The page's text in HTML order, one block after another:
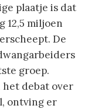
plaatje is dat
12,5 miljoen
De
groep.
het debat over
ontving er